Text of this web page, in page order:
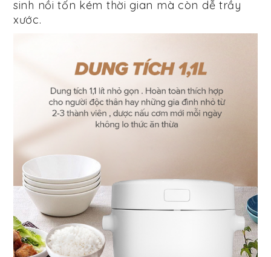
sinh nồi tốn kém thời gian mà còn dễ trầy
xước.